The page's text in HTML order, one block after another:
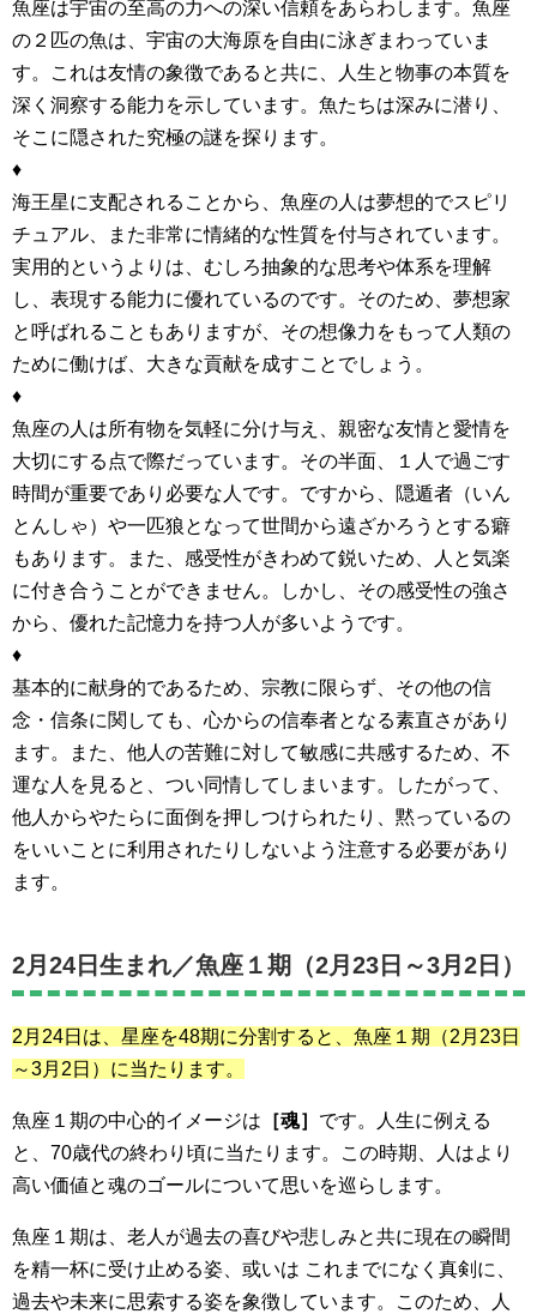
魚座は宇宙の至高の力への深い信頼をあらわします。魚座
の２匹の魚は、宇宙の大海原を自由に泳ぎまわっていま
す。これは友情の象徴であると共に、人生と物事の本質を
深く洞察する能力を示しています。魚たちは深みに潜り、
そこに隠された究極の謎を探ります。
♦
海王星に支配されることから、魚座の人は夢想的でスピリ
チュアル、また非常に情緒的な性質を付与されています。
実用的というよりは、むしろ抽象的な思考や体系を理解
し、表現する能力に優れているのです。そのため、夢想家
と呼ばれることもありますが、その想像力をもって人類の
ために働けば、大きな貢献を成すことでしょう。
♦
魚座の人は所有物を気軽に分け与え、親密な友情と愛情を
大切にする点で際だっています。その半面、１人で過ごす
時間が重要であり必要な人です。ですから、隠遁者（いん
とんしゃ）や一匹狼となって世間から遠ざかろうとする癖
もあります。また、感受性がきわめて鋭いため、人と気楽
に付き合うことができません。しかし、その感受性の強さ
から、優れた記憶力を持つ人が多いようです。
♦
基本的に献身的であるため、宗教に限らず、その他の信
念・信条に関しても、心からの信奉者となる素直さがあり
ます。また、他人の苦難に対して敏感に共感するため、不
運な人を見ると、つい同情してしまいます。したがって、
他人からやたらに面倒を押しつけられたり、黙っているの
をいいことに利用されたりしないよう注意する必要があり
ます。
2月24日生まれ／魚座１期（2月23日～3月2日）
2月24日は、星座を48期に分割すると、魚座１期
（2月23日
～3月2日） に当たります。
魚座１期の中心的イメージは ［魂］ です。人生に例える
と、70歳代の終わり頃に当たります。この時期、人はより
高い価値と魂のゴールについて思いを巡らします。
魚座１期は、老人が過去の喜びや悲しみと共に現在の瞬間
を精一杯に受け止める姿、或いは これまでになく真剣に、
過去や未来に思索する姿を象徴しています。このため、人